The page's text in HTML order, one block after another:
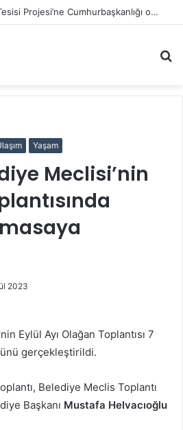
Erikli Atık Su Arıtma Tesisi Projesi’ne Cumhurbaşkanlığı onayı
...
Yaşam
Meclisi’nin
2023
Eylül Ayı Olağan Toplantısı 7
gerçekleştirildi.
Belediye Meclis Toplantı
Başkanı Mustafa Helvacıoğlu